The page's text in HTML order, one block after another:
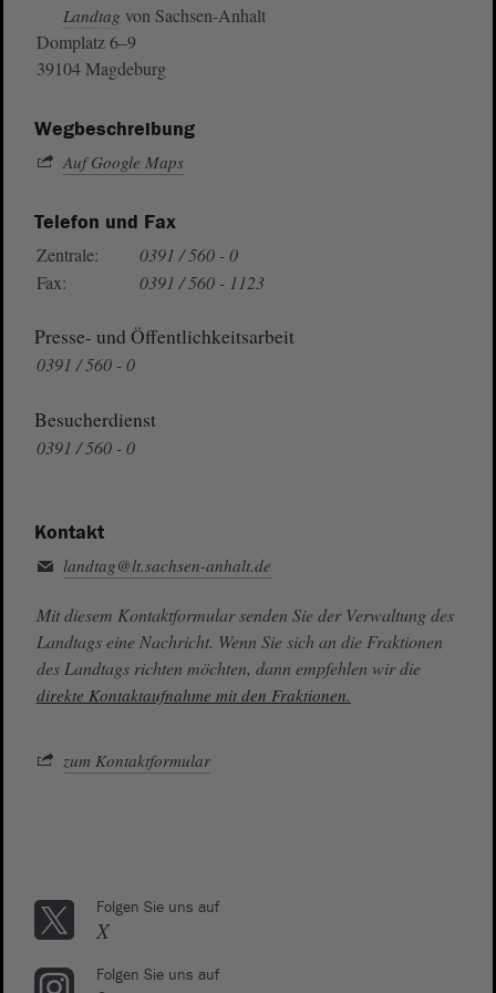
Landtag von Sachsen-Anhalt
Domplatz 6–9
39104 Magdeburg
Wegbeschreibung
Auf Google Maps
Telefon und Fax
Zentrale:
0391 / 560 - 0
Fax:
0391 / 560 - 1123
Presse- und Öffentlichkeitsarbeit
0391 / 560 - 0
Besucherdienst
0391 / 560 - 0
Kontakt
landtag@lt.sachsen-anhalt.de
Mit diesem Kontaktformular senden Sie der Verwaltung des
Landtags eine Nachricht. Wenn Sie sich an die Fraktionen
des Landtags richten möchten, dann empfehlen wir die
direkte Kontaktaufnahme mit den Fraktionen.
zum Kontaktformular
Folgen Sie uns auf
X
Folgen Sie uns auf